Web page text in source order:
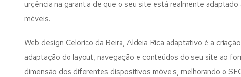
urgência na garantia de que o seu site está realmente
móveis.
Web design Celorico da Beira, Aldeia Rica adaptativo é a
adaptação do layout, navegação e conteúdos do seu site ao
dimensão dos diferentes dispositivos móveis, melhorando o